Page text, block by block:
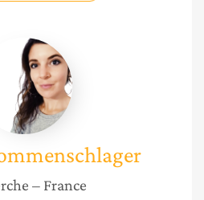
Marion
Trommenschlager
– France